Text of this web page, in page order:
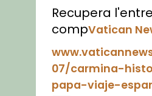
Recupera
compVatican
07/carmina-
papa-viaje-